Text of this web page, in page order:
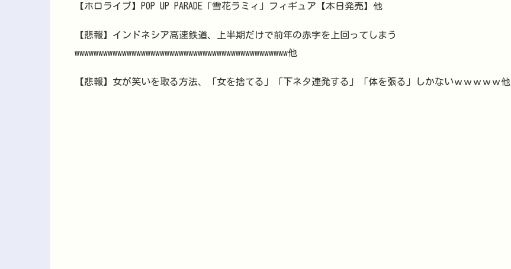
【ホロライブ】POP UP PARADE「雪花ラミィ」フィギュア【本日発売】他
【悲報】インドネシア高速鉄道、上半期だけで前年の赤字を上回ってしまう
wwwwwwwwwwwwwwwwwwwwwwwwwwwwwwwwwwwwwwwwwwwww他
【悲報】女が笑いを取る方法、「女を捨てる」「下ネタ連発する」「体を張る」しかないｗｗｗｗｗ他